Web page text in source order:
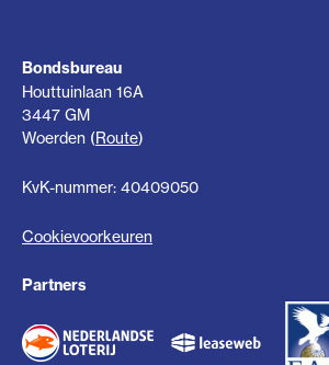
Bondsbureau
Houttuinlaan 16A
3447 GM
Woerden (Route)
KvK-nummer: 40409050
Cookievoorkeuren
Partners